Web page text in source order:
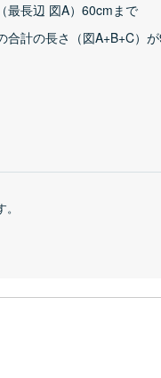
最長辺 図A）60cmまで
合計の長さ（図A+B+C）